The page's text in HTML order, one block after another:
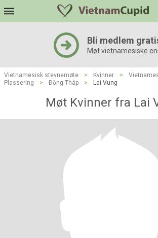
Bli medlem
Møt vietnamesiske
Vietnamesisk stevnemøte > Kvinner >
Plassering
> Ðồng Tháp > Lai Vung
Møt Kvinner fra Lai